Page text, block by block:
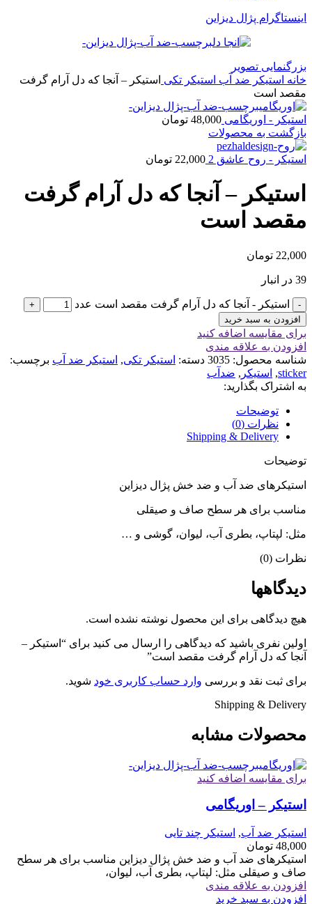
اینستاگرام پژال دیزاین
بزرگنمایی تصویر
خانه استیکر ضد آب استیکر تکی استیکر – آنجا که دل آرام گرفت
مقصد است
استیکر - اوریگامی 48,000 تومان
بازگشت به محصولات
استیکر - روح عاشق 2 22,000 تومان
استیکر – آنجا که دل آرام گرفت
مقصد است
22,000 تومان
39 در انبار
استیکر - آنجا که دل آرام گرفت مقصد است عدد
افزودن به سبد خرید
برای مقایسه اضافه کنید
افزودن به علاقه مندی
شناسه محصول: 3035 دسته: استیکر تکی, استیکر ضد آب برچسب:
sticker
, استیکر , ضدآب
به اشتراک بگذارید:
توضیحات
نظرات (0)
Shipping & Delivery
توضیحات
استیکرهای ضد آب و ضد خش پژال دیزاین
مناسب برای هر سطح صاف و صیقلی
مثل: لپتاپ، بطری آب، لیوان، گوشی و …
نظرات (0)
دیدگاهها
هیچ دیدگاهی برای این محصول نوشته نشده است.
اولین نفری باشید که دیدگاهی را ارسال می کنید برای “استیکر –
آنجا که دل آرام گرفت مقصد است”
برای ثبت نقد و بررسی وارد حساب کاربری خود شوید.
Shipping & Delivery
محصولات مشابه
برای مقایسه اضافه کنید
استیکر – اوریگامی
استیکر ضد آب, استیکر چند تایی
48,000 تومان
استیکرهای ضد آب و ضد خش پژال دیزاین مناسب برای هر سطح
صاف و صیقلی مثل: لپتاپ، بطری آب، لیوان،
افزودن به علاقه مندی
افزودن به سبد خرید